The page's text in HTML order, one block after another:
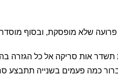
פרועה שלא מופסקת, ובסוף
אות סריקה אל כל הגזרה
כמה פעמים בשנייה תתבצע